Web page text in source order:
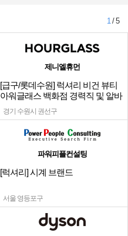
1/ 5
제니엘휴먼
[급구/롯데수원] 럭셔리 비건 뷰티
아워글래스 백화점 경력직 및 알바
채용
경기 수원시 권선구
파워피플컨설팅
[럭셔리] 시계 브랜드
서울 영등포구